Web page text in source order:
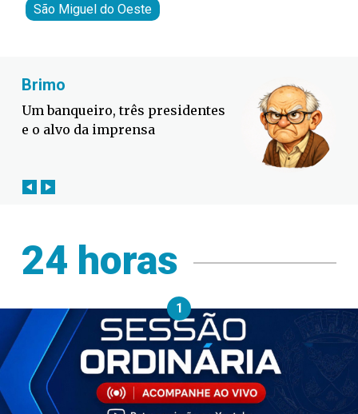
São Miguel do Oeste
Fabiano Bordignon
Defesa Civil lança
contra o El Niño em SC
24 horas
1